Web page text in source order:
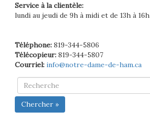
Service à la clientèle:
lundi au jeudi de 9h à midi et de 13h à 16h
Téléphone: 819-344-5806
Télécopieur: 819-344-5807
Courriel: info@notre-dame-de-ham.ca
Chercher »